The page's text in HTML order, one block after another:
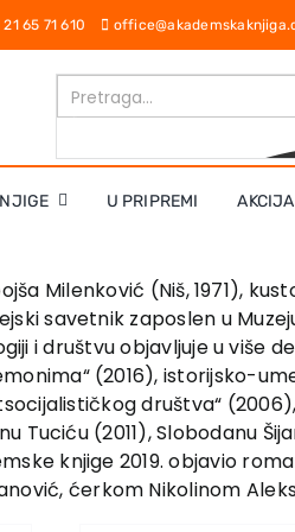
21 65 71 610
U PRIPREMI AKCIJA
Milenković (Niš, 1971),
savetnik zaposlen u
i društvu objavljuje u
(2016), istorijsko-
društva“
Tuciću (2011), Slobodanu
knjige 2019. objavio
ćerkom Nikolinom